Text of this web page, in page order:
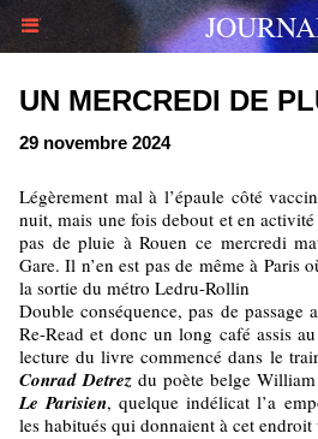
UN MERCREDI DE
29 novembre 2024
Légèrement mal à l’épaule côté
nuit, mais une fois debout et en
pas de pluie à Rouen ce mercredi
Gare. Il n’en est pas de même à Paris
la sortie du métro Ledru-Rollin
Double conséquence, pas de passage
Re-Read et donc un long café assis
lecture du livre commencé dans le
Conrad Detrezdu poète belge
Le Parisien, quelque indélicat l’a
les habitués qui donnaient à cet